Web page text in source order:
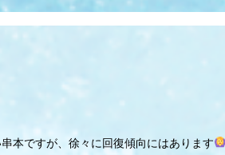
本ですが、徐々に回復傾向にはあります